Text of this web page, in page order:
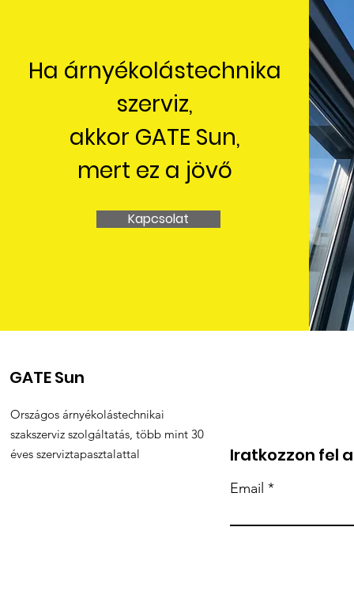
Ha árnyékolástechnika
szerviz,
akkor GATE Sun,
mert ez a jövő
Kapcsolat
GATE Sun
Országos árnyékolástechnikai
szakszerviz szolgáltatás, több mint 30
éves szerviztapasztalattal
Iratkozzon fel
Email